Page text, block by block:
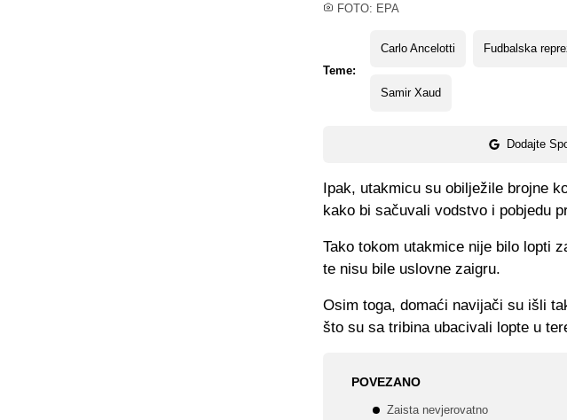
FOTO: EPA
Teme:
Carlo Ancelotti Fudbalska
Samir Xaud
Dodajte
Ipak, utakmicu su obilježile brojne
kako bi sačuvali vodstvo i pobjedu
Tako tokom utakmice nije bilo lopti
te nisu bile uslovne zaigru.
Osim toga, domaći navijači su išli
što su sa tribina ubacivali lopte u
POVEZANO
Zaista nevjerovatno